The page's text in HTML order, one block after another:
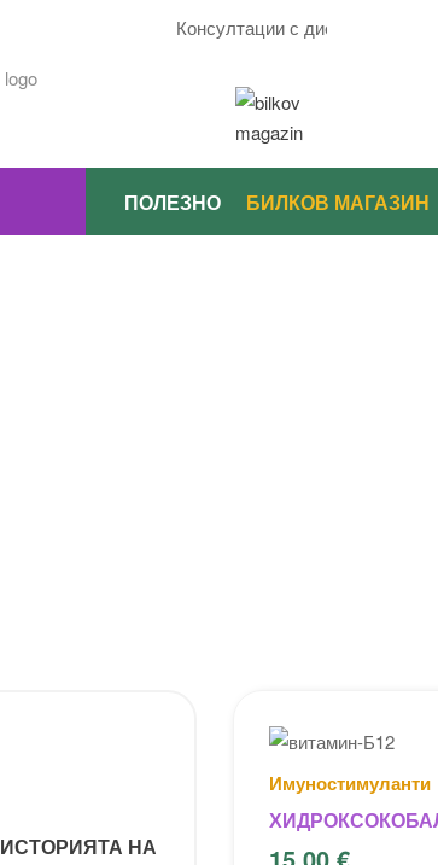
Консултации с диетолог Огнян
ПОЛЕЗНО БИЛКОВ МАГАЗИН
Имуностимуланти
ВИТАМИН Б-12
ИСТОРИЯТА НА